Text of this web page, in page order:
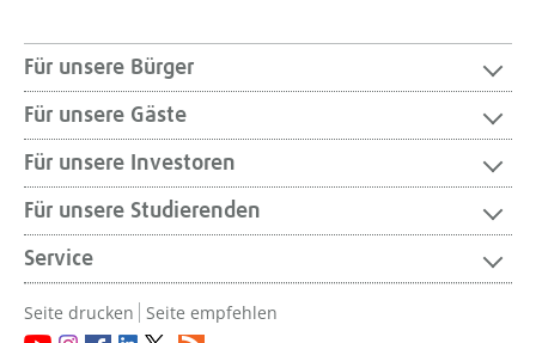
Für unsere Bürger
Für unsere Gäste
Für unsere Investoren
Für unsere Studierenden
Service
Seite drucken Seite empfehlen